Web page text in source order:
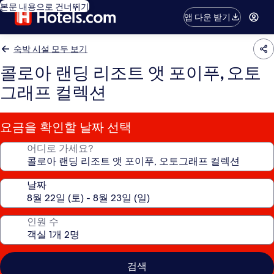
본문 내용으로 건너뛰기
앱 다운 받기
숙박 시설 모두 보기
콜로아 랜딩 리조트 앳 포이푸, 오토
그래프 컬렉션
요금을 확인할 날짜 선택
어디로 가세요?
날짜
인원 수
검색